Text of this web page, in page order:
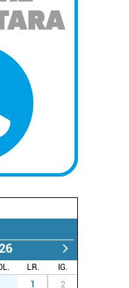
LR.
IG.
1 2